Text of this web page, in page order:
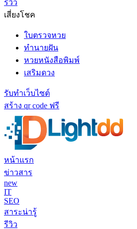
รีวิว
เสี่ยงโชค
ใบตรวจหวย
ทำนายฝัน
หวยหนังสือพิมพ์
เสริมดวง
รับทำเว็บไซต์
สร้าง qr code ฟรี
หน้าแรก
ข่าวสาร
new
IT
SEO
สาระน่ารู้
รีวิว